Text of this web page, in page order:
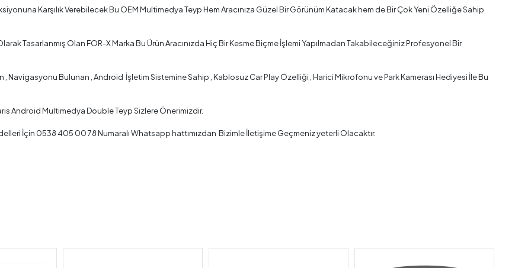
Karşılık Verebilecek Bu OEM Multimedya Teyp Hem Aracınıza Güzel Bir Görünüm Katacak hem de Bir Çok Yeni Özelliğe Sahip
Tasarlanmış Olan FOR-X Marka Bu Ürün Aracınızda Hiç Bir Kesme Biçme İşlemi Yapılmadan Takabileceğiniz Profesyonel Bir
, Navigasyonu Bulunan , Android İşletim Sistemine Sahip , Kablosuz Car Play Özelliği , Harici Mikrofonu ve Park Kamerası Hediyesi İle Bu
Android Multimedya Double Teyp Sizlere Önerimizdir.
İçin 0538 405 00 78 Numaralı Whatsapp hattımızdan Bizimle İletişime Geçmeniz yeterli Olacaktır.